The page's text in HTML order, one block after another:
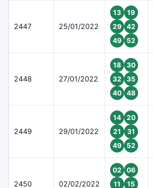
2447 25/01/2022
13
19
29
42
49
52
2448 27/01/2022
18
30
32
35
40
48
2449 29/01/2022
14
20
21
31
49
52
2450 02/02/2022
02
06
11
15